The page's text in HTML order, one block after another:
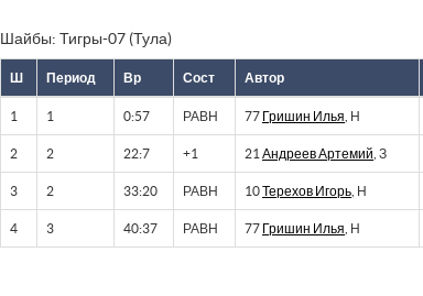
Шайбы: Тигры-07 (Тула)
Ш Период Вр Сост Автор
1 1 0:57 РАВН 77 Гришин Илья , Н
2 2 22:7 +1 21 Андреев Артемий , З
3 2 33:20 РАВН 10Терехов Игорь , Н
4 3 40:37 РАВН 77 Гришин Илья , Н